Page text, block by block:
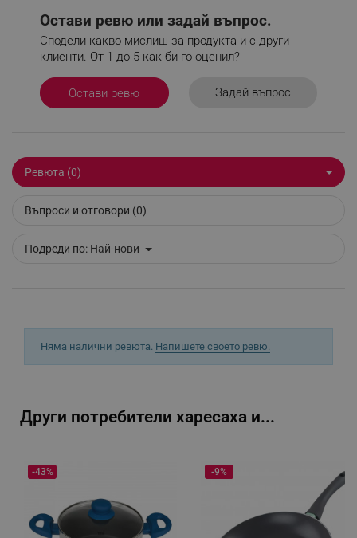
Остави ревю или задай въпрос.
Сподели какво мислиш за продукта и с други
клиенти. От 1 до 5 как би го оценил?
Остави ревю Задай въпрос
Ревюта (0)
Въпроси и отговори (0)
Подреди по: Най-нови
Няма налични ревюта. Напишете своето ревю.
Други потребители харесаха и...
-43% -9%
_sgf_clicked_banners .alleop.bg
_sgf_rq
rlv_h_fbp
rlv_g
.alleop.bg
.alleop.bg